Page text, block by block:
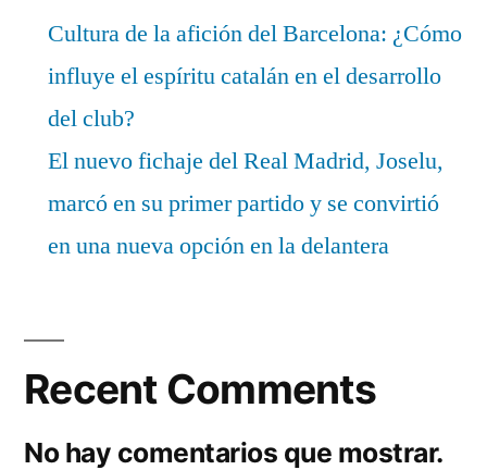
Cultura de la afición del Barcelona: ¿Cómo
influye el espíritu catalán en el desarrollo
del club?
El nuevo fichaje del Real Madrid, Joselu,
marcó en su primer partido y se convirtió
en una nueva opción en la delantera
Recent Comments
No hay comentarios que mostrar.